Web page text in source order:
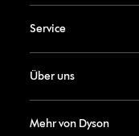
Service
Über uns
Mehr von Dyson